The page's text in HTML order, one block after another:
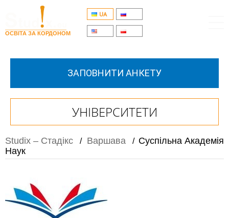
ОСВІТА ЗА КОРДОНОМ
UA
ЗАПОВНИТИ АНКЕТУ
УНІВЕРСИТЕТИ
Studix – Стадікс / Варшава / Суспільна Академія
Наук